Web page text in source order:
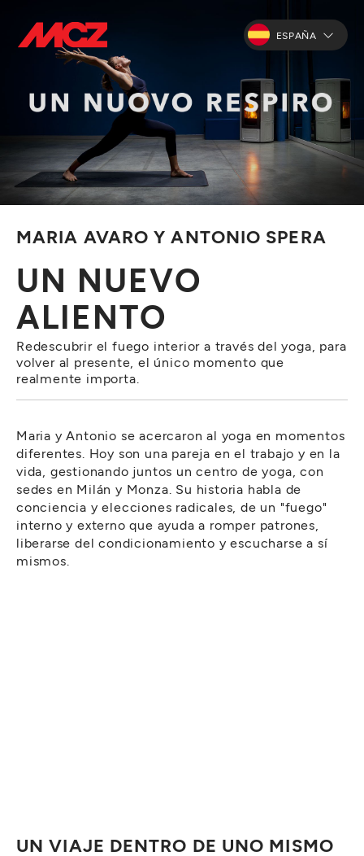
ESPAÑA
MARIA AVARO Y ANTONIO SPERA
UN NUEVO
ALIENTO
Redescubrir el fuego interior a través del yoga, para
volver al presente, el único momento que
realmente importa.
Maria y Antonio se acercaron al yoga en momentos
diferentes. Hoy son una pareja en el trabajo y en la
vida, gestionando juntos un centro de yoga, con
sedes en Milán y Monza. Su historia habla de
conciencia y elecciones radicales, de un "fuego"
interno y externo que ayuda a romper patrones,
liberarse del condicionamiento y escucharse a sí
mismos.
UN VIAJE DENTRO DE UNO MISMO